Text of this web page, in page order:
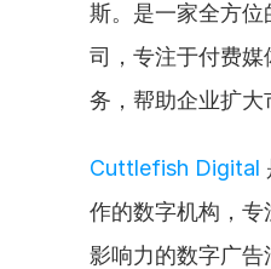
斯。是一家全方
司，专注于付费媒
务，帮助企业扩大
Cuttlefish Digital
作的数字机构，
影响力的数字广